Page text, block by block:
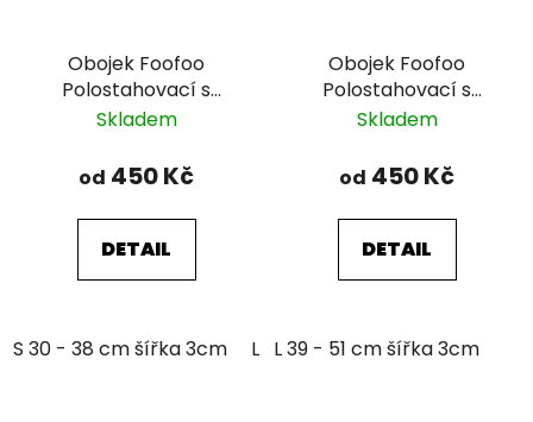
Obojek Foofoo
Polostahovací s
řetízkem - Blue I.
Skladem
od 450 Kč
DETAIL
S 30 - 38 cm šířka 3cm L 39 - 51 cm šířka 3cm
Obojek Foofoo
Polostahovací s
řetízkem - Green II.
Skladem
od 450 Kč
DETAIL
L 39 - 51 cm šířka 3cm